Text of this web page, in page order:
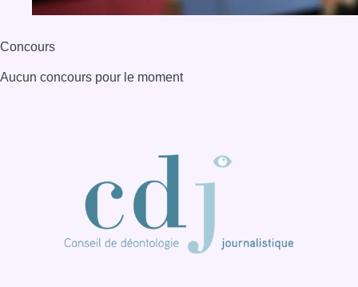
Concours
Aucun concours pour le moment